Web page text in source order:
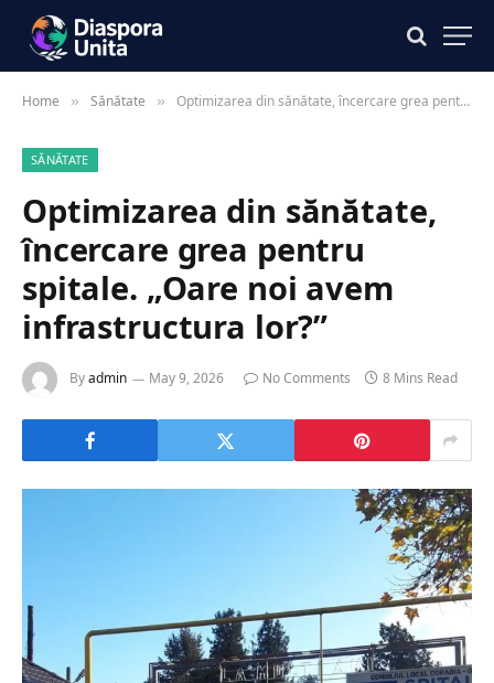
Home » Sănătate » Optimizarea din sănătate, încercare grea pentru spitale. „Oare noi avem infrastructura lor?”
SĂNĂTATE
Optimizarea din sănătate,
încercare grea pentru
spitale. „Oare noi avem
infrastructura lor?”
Byadmin May 9, 2026 No Comments 8 Mins Read